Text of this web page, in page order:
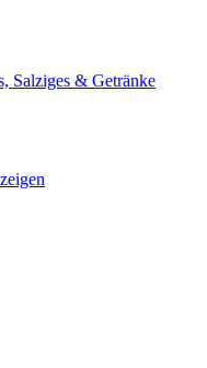
Salziges & Getränke